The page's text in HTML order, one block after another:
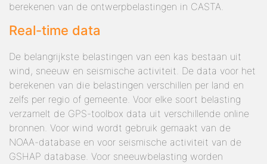
berekenen van de ontwerpbelastingen in CASTA.
Real-time data
De belangrijkste belastingen van een kas bestaan uit
wind, sneeuw en seismische activiteit. De data voor het
berekenen van die belastingen verschillen per land en
zelfs per regio of gemeente. Voor elke soort belasting
verzamelt de GPS-toolbox data uit verschillende online
bronnen. Voor wind wordt gebruik gemaakt van de
NOAA-database en voor seismische activiteit van de
GSHAP database. Voor sneeuwbelasting worden